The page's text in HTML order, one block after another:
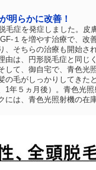
明らかに改善！
症を発症しました。皮
１を増やす治療で、改
そちらの治療も開始さ
は、円形脱毛症と同じ
て、御自宅で、青色光
毛がしっかりしてきた
1年５ヵ月後）。青色光
は、青色光照射機の在